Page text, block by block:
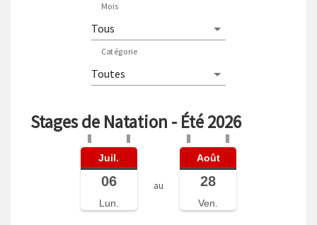
Mois
Catégorie
Stages de Natation - Été 2026
Juil.
06
Lun.
au
Août
28
Ven.